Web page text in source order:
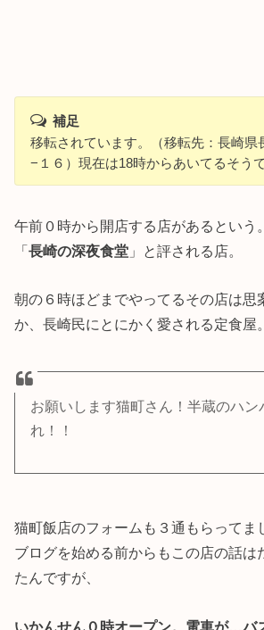
補足
移転されています。（移転先：長崎県
−１６）現在は18時からあいてるそう
午前０時から開店する店があるという
「長崎の深夜食堂 」と評される店。
朝の６時ほどまでやってるその店は思
か、長崎民にとにかく愛される定食屋。
お願いします猫町さん！半蔵のハン
れ！！
猫町飯店のフォームも３通もらってま
ブログを始める前からもこの店の話は
たんですが、
いかんせん０時オープン。電車が…